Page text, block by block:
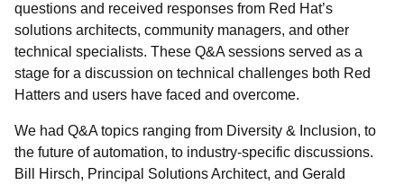
questions and received responses from Red Hat’s
solutions architects, community managers, and other
technical specialists. These Q&A sessions served as a
stage for a discussion on technical challenges both Red
Hatters and users have faced and overcome.
We had Q&A topics ranging from Diversity & Inclusion, to
the future of automation, to industry-specific discussions.
Bill Hirsch, Principal Solutions Architect, and Gerald